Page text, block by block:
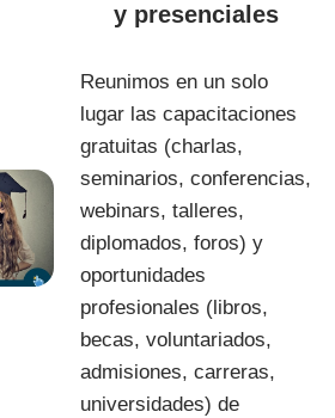
y presenciales
Reunimos en un solo
lugar las capacitaciones
gratuitas (charlas,
seminarios, conferencias,
webinars, talleres,
diplomados, foros) y
oportunidades
profesionales (libros,
becas, voluntariados,
admisiones, carreras,
universidades) de